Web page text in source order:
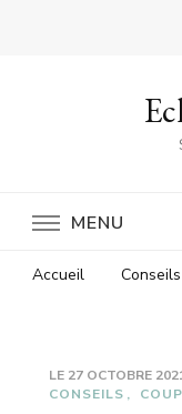
MENU
Accueil Conseils
LE 27 OCTOBRE
CONSEILS